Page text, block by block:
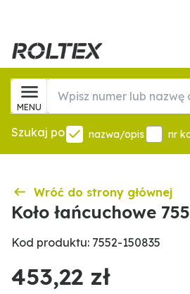
MENU
Szukaj po nazwa/opis nr
Wróć do strony głównej
Koło łańcuchowe
Kod produktu: 7552-150835
453,22 zł